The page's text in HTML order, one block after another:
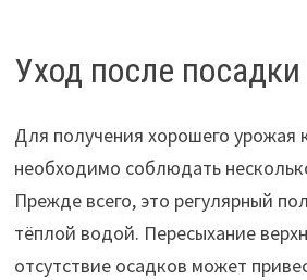
Уход после посадки
Для получения хорошего урожая
необходимо соблюдать
Прежде всего, это регулярный
тёплой водой. Пересыхание
отсутствие осадков может